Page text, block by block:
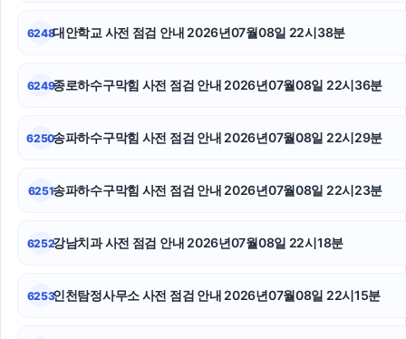
서울성범죄변호사
인스타그램 좋아요 늘리기
6248대안학교 사전 점검 안내 2026년07월08일 22시38분
6249종로하수구막힘 사전 점검 안내 2026년07월08일 22시36분
6250송파하수구막힘 사전 점검 안내 2026년07월08일 22시29분
6251송파하수구막힘 사전 점검 안내 2026년07월08일 22시23분
6252강남치과 사전 점검 안내 2026년07월08일 22시18분
6253인천탐정사무소 사전 점검 안내 2026년07월08일 22시15분